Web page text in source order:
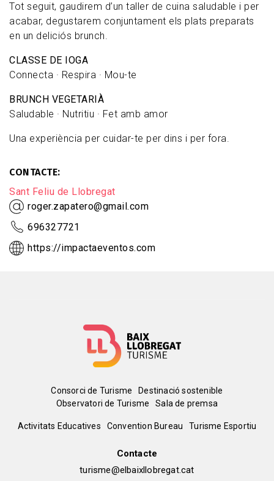
Tot seguit, gaudirem d’un taller de cuina saludable i per
acabar, degustarem conjuntament els plats preparats
en un deliciós brunch.
CLASSE DE IOGA
Connecta · Respira · Mou-te
BRUNCH VEGETARIÀ
Saludable · Nutritiu · Fet amb amor
Una experiència per cuidar-te per dins i per fora.
CONTACTE
Sant Feliu de Llobregat
roger.zapatero@gmail.com
696327721
https://impactaeventos.com
Menú
del
Consorci de Turisme
Destinació sostenible
Observatori de Turisme
Sala de premsa
Peu
Activitats Educatives Convention Bureau Turisme Esportiu
Contacte
turisme@elbaixllobregat.cat